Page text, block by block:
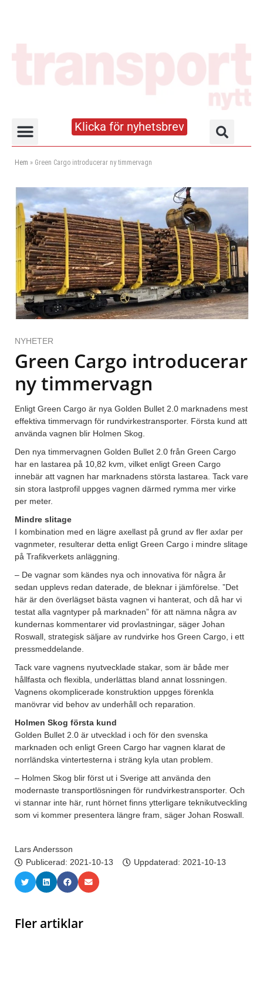
Klicka för nyhetsbrev
Hem » Green Cargo introducerar ny timmervagn
NYHETER
Green Cargo introducerar
ny timmervagn
Enligt Green Cargo är nya Golden Bullet 2.0 marknadens mest
effektiva timmervagn för rundvirkestransporter. Första kund att
använda vagnen blir Holmen Skog.
Den nya timmervagnen Golden Bullet 2.0 från Green Cargo
har en lastarea på 10,82 kvm, vilket enligt Green Cargo
innebär att vagnen har marknadens största lastarea. Tack vare
sin stora lastprofil uppges vagnen därmed rymma mer virke
per meter.
Mindre slitage
I kombination med en lägre axellast på grund av fler axlar per
vagnmeter, resulterar detta enligt Green Cargo i mindre slitage
på Trafikverkets anläggning.
– De vagnar som kändes nya och innovativa för några år
sedan upplevs redan daterade, de bleknar i jämförelse. ”Det
här är den överlägset bästa vagnen vi hanterat, och då har vi
testat alla vagntyper på marknaden” för att nämna några av
kundernas kommentarer vid provlastningar, säger Johan
Roswall, strategisk säljare av rundvirke hos Green Cargo, i ett
pressmeddelande.
Tack vare vagnens nyutvecklade stakar, som är både mer
hållfasta och flexibla, underlättas bland annat lossningen.
Vagnens okomplicerade konstruktion uppges förenkla
manövrar vid behov av underhåll och reparation.
Holmen Skog första kund
Golden Bullet 2.0 är utvecklad i och för den svenska
marknaden och enligt Green Cargo har vagnen klarat de
norrländska vintertesterna i sträng kyla utan problem.
– Holmen Skog blir först ut i Sverige att använda den
modernaste transportlösningen för rundvirkestransporter. Och
vi stannar inte här, runt hörnet finns ytterligare teknikutveckling
som vi kommer presentera längre fram, säger Johan Roswall.
Lars Andersson
Publicerad: 2021-10-13 Uppdaterad: 2021-10-13
Fler artiklar